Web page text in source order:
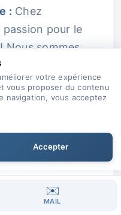
: Chez
pour le
Nous sommes
nos
en
et
croyons
de la
✉️
MAIL
votre expérience
vous proposer du contenu
navigation, vous acceptez
Accepter